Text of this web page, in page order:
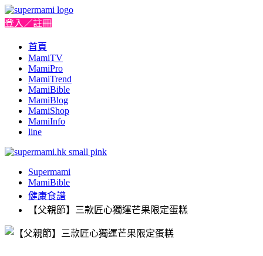
登入／註冊
首頁
MamiTV
MamiPro
MamiTrend
MamiBible
MamiBlog
MamiShop
MamiInfo
line
Supermami
MamiBible
健康食譜
【父親節】三款匠心獨運芒果限定蛋糕